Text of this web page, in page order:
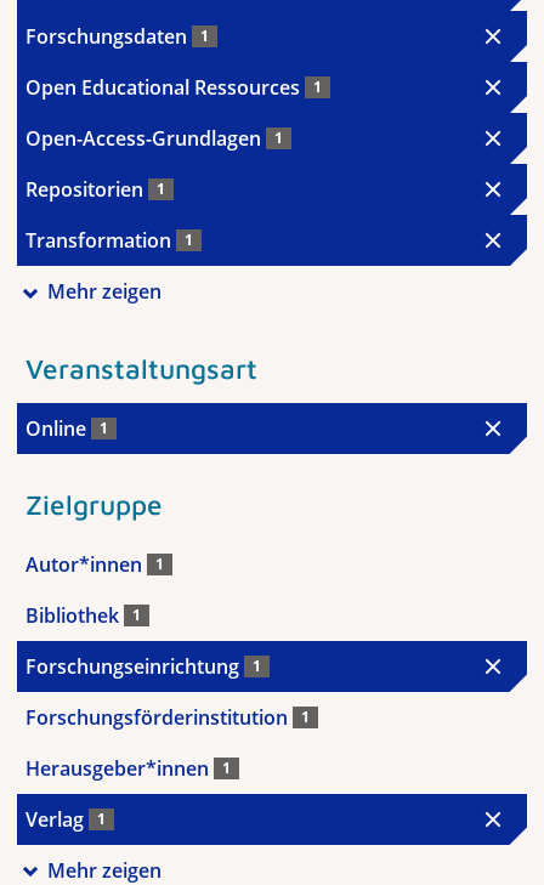
Forschungsdaten 1
Open Educational Ressources 1
Open-Access-Grundlagen 1
Repositorien 1
Transformation 1
Mehr zeigen
Veranstaltungsart
Online 1
Zielgruppe
Autor*innen 1
Bibliothek 1
Forschungseinrichtung 1
Forschungsförderinstitution 1
Herausgeber*innen 1
Verlag 1
Mehr zeigen